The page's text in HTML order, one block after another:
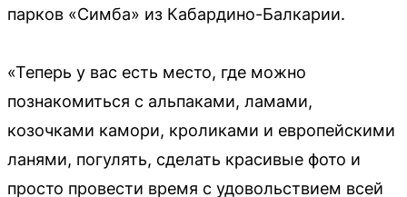
парков «Симба» из Кабардино-Балкарии.
«Теперь у вас есть место, где можно
познакомиться с альпаками, ламами,
козочками камори, кроликами и европейскими
ланями, погулять, сделать красивые фото и
просто провести время с удовольствием всей